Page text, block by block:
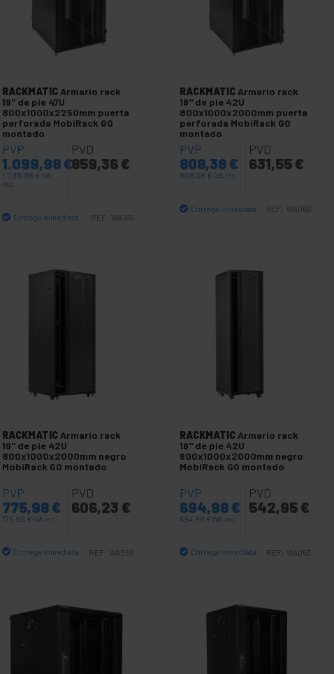
RACKMATIC Armario rack
19" de pie 47U
800x1000x2250mm puerta
perforada MobiRack GO
montado
PVP
1.099,98€
1.099,98 € IVA
inc.
PVD
859,36 €
Entrega inmediata REF: WA165
RACKMATIC Armario rack
19" de pie 42U
800x1000x2000mm puerta
perforada MobiRack GO
montado
PVP
808,38€
808,38 € IVA inc.
PVD
631,55 €
Entrega inmediata REF: WA066
RACKMATIC Armario rack
19" de pie 42U
800x1000x2000mm negro
MobiRack GO montado
PVP
775,98€
775,98 € IVA inc.
PVD
606,23 €
Entrega inmediata REF: WA056
RACKMATIC Armario rack
19" de pie 42U
600x1000x2000mm negro
MobiRack GO montado
PVP
694,98€
694,98 € IVA inc.
PVD
542,95 €
Entrega inmediata REF: WA053